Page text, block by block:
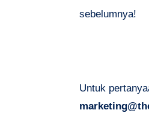
sebelumnya!
Untuk